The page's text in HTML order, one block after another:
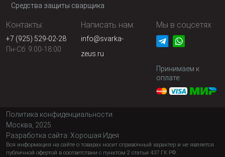
Средства защиты сварщика
Контакты:
+7 (925) 529-02-28
Пн-Сб: 9:00-18:00
Написать нам:
info@svarka-
zeus.ru
Мы в соцсетях
Принимаем к
оплате:
Политика конфиденциальности
Москва, 2025
Разработка сайта: Хорошая Идея
Вся информация на сайте о товарах носит справочный характер и не является
публичной офертой в соответствии с пунктом 2 статьи 437 ГК РФ.